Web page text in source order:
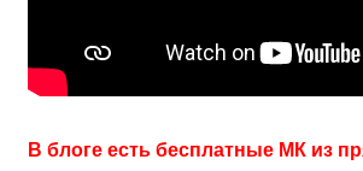
В блоге есть бесплатные МК из